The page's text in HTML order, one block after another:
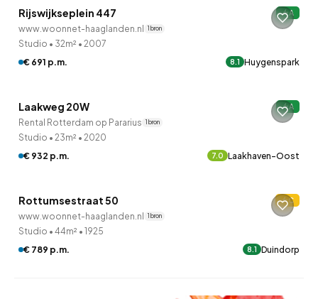
4 minuten geleden ontdekt
Rijswijkseplein 447 A
www.woonnet-haaglanden.nl 1 bron
Studio • 32m² • 2007
€ 691 p.m.
8.1 Huygenspark
6 uur geleden ontdekt
Laakweg 20W A
Rental Rotterdam op Pararius 1 bron
Studio • 23m² • 2020
€ 932 p.m.
7.0 Laakhaven-Oost
QUICKLANE™
Woningcorporatie
Rottumsestraat 50 C
www.woonnet-haaglanden.nl 1 bron
Studio • 44m² • 1925
€ 789 p.m.
8.1 Duindorp